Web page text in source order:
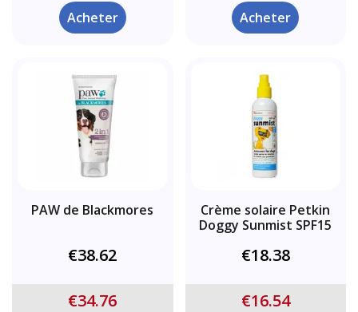
Acheter Acheter
PAW de Blackmores
€38.62
€34.76
Crème solaire Petkin
Doggy Sunmist SPF15
€18.38
€16.54